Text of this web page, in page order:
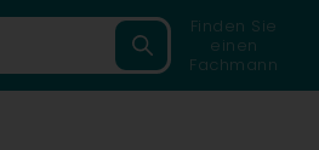
Finden Sie
einen
Fachmann